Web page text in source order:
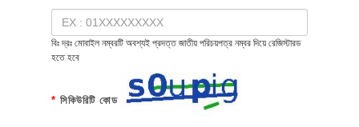
বিঃ দ্রঃ মোবাইল নম্বরটি অবশ্যই প্রদত্ত জাতীয় পরিচয়পত্র নম্বর দিয়ে রেজিস্টারড
হতে হবে
* সিকিউরিটি কোড